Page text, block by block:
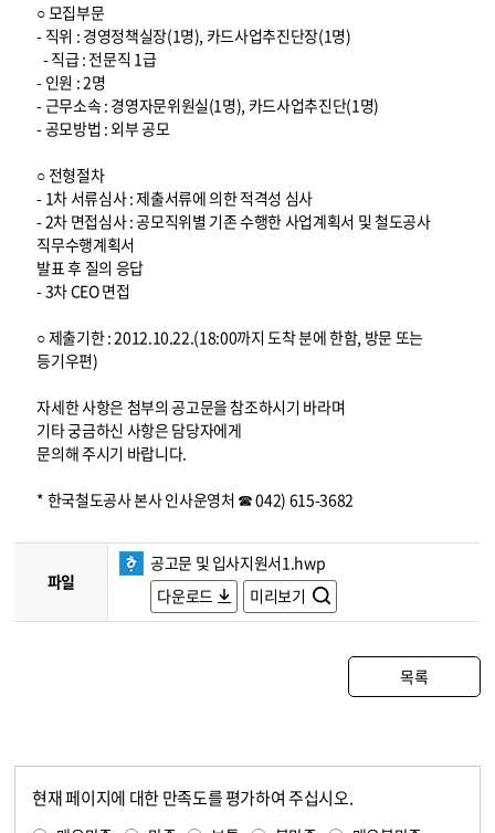
○ 모집부문
- 직위 : 경영정책실장(1명), 카드사업추진단장(1명)
- 직급 : 전문직 1급
- 인원 : 2명
- 근무소속 : 경영자문위원실(1명), 카드사업추진단(1명)
- 공모방법 : 외부 공모
○ 전형절차
- 1차 서류심사 : 제출서류에 의한 적격성 심사
- 2차 면접심사 : 공모직위별 기존 수행한 사업계획서 및 철도공사
직무수행계획서
발표 후 질의 응답
- 3차 CEO 면접
○ 제출기한 : 2012.10.22.(18:00까지 도착 분에 한함, 방문 또는
등기우편)
자세한 사항은 첨부의 공고문을 참조하시기 바라며
기타 궁금하신 사항은 담당자에게
문의해 주시기 바랍니다.
* 한국철도공사 본사 인사운영처 ☎ 042) 615-3682
파일
공고문 및 입사지원서1.hwp
다운로드
미리보기
목록
현재 페이지에 대한 만족도를 평가하여 주십시오.